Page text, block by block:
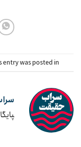
entry was posted in